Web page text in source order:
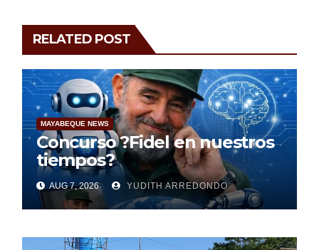
RELATED POST
MAYABEQUE NEWS
Concurso ?Fidel en nuestros
tiempos?
AUG 7, 2026 YUDITH ARREDONDO